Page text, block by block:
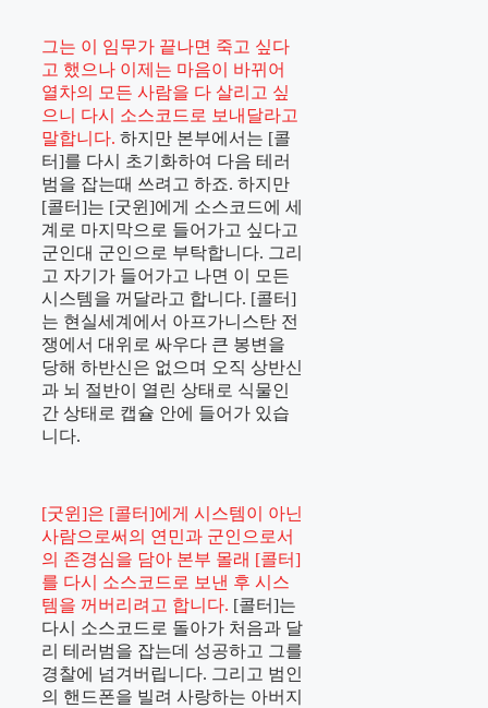
그는 이 임무가 끝나면 죽고 싶다
고 했으나 이제는 마음이 바뀌어
열차의 모든 사람을 다 살리고 싶
으니 다시 소스코드로 보내달라고
말합니다. 하지만 본부에서는 [콜
터]를 다시 초기화하여 다음 테러
범을 잡는때 쓰려고 하죠. 하지만
[콜터]는 [굿윈]에게 소스코드에 세
계로 마지막으로 들어가고 싶다고
군인대 군인으로 부탁합니다. 그리
고 자기가 들어가고 나면 이 모든
시스템을 꺼달라고 합니다. [콜터]
는 현실세계에서 아프가니스탄 전
쟁에서 대위로 싸우다 큰 봉변을
당해 하반신은 없으며 오직 상반신
과 뇌 절반이 열린 상태로 식물인
간 상태로 캡슐 안에 들어가 있습
니다.
[굿윈]은 [콜터]에게 시스템이 아닌
사람으로써의 연민과 군인으로서
의 존경심을 담아 본부 몰래 [콜터]
를 다시 소스코드로 보낸 후 시스
템을 꺼버리려고 합니다. [콜터]는
다시 소스코드로 돌아가 처음과 달
리 테러범을 잡는데 성공하고 그를
경찰에 넘겨버립니다. 그리고 범인
의 핸드폰을 빌려 사랑하는 아버지